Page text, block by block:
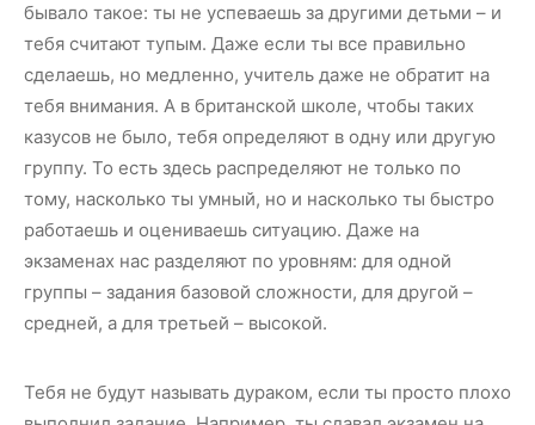
бывало такое: ты не успеваешь за другими детьми – и
тебя считают тупым. Даже если ты все правильно
сделаешь, но медленно, учитель даже не обратит на
тебя внимания. А в британской школе, чтобы таких
казусов не было, тебя определяют в одну или другую
группу. То есть здесь распределяют не только по
тому, насколько ты умный, но и насколько ты быстро
работаешь и оцениваешь ситуацию. Даже на
экзаменах нас разделяют по уровням: для одной
группы – задания базовой сложности, для другой –
средней, а для третьей – высокой.
Тебя не будут называть дураком, если ты просто плохо